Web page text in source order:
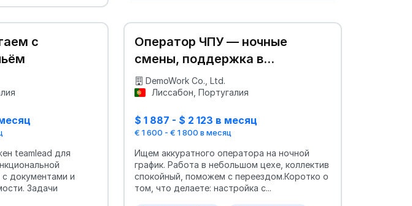
с
teamlead для
документами и
Задачи
Оператор ЧПУ — ночные
смены, поддержка в
релокации
DemoWork Co., Ltd.
Лиссабон, Португалия
$ 1 887 - $ 2 123 в месяц
€ 1 600 - € 1 800 в месяц
Ищем аккуратного оператора на ночной
график. Работа в небольшом цехе, коллектив
спокойный, поможем с переездом.Коротко о
том, что делаете: настройка с...